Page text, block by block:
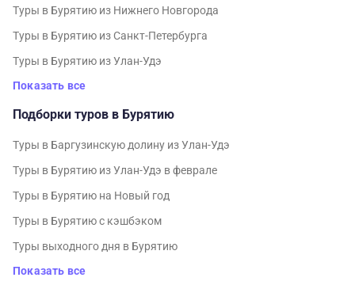
Туры в Бурятию из Нижнего Новгорода
Туры в Бурятию из Санкт-Петербурга
Туры в Бурятию из Улан-Удэ
Показать все
Подборки туров в Бурятию
Туры в Баргузинскую долину из Улан-Удэ
Туры в Бурятию из Улан-Удэ в феврале
Туры в Бурятию на Новый год
Туры в Бурятию с кэшбэком
Туры выходного дня в Бурятию
Показать все